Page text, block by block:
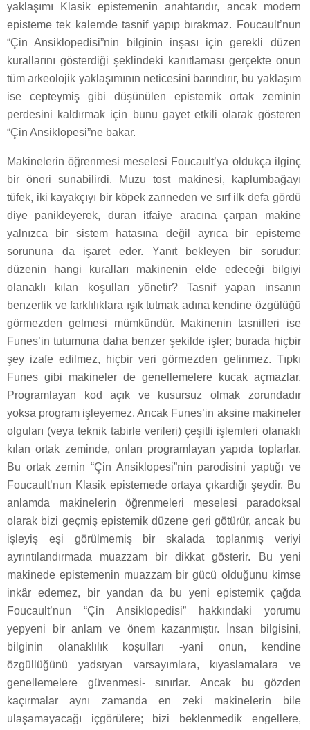
yaklaşımı Klasik epistemenin anahtarıdır, ancak modern
episteme tek kalemde tasnif yapıp bırakmaz. Foucault’nun
“Çin Ansiklopedisi”nin bilginin inşası için gerekli düzen
kurallarını gösterdiği şeklindeki kanıtlaması gerçekte onun
tüm arkeolojik yaklaşımının neticesini barındırır, bu yaklaşım
ise cepteymiş gibi düşünülen epistemik ortak zeminin
perdesini kaldırmak için bunu gayet etkili olarak gösteren
“Çin Ansiklopesi”ne bakar.
Makinelerin öğrenmesi meselesi Foucault’ya oldukça ilginç
bir öneri sunabilirdi. Muzu tost makinesi, kaplumbağayı
tüfek, iki kayakçıyı bir köpek zanneden ve sırf ilk defa gördü
diye panikleyerek, duran itfaiye aracına çarpan makine
yalnızca bir sistem hatasına değil ayrıca bir episteme
sorununa da işaret eder. Yanıt bekleyen bir sorudur;
düzenin hangi kuralları makinenin elde edeceği bilgiyi
olanaklı kılan koşulları yönetir? Tasnif yapan insanın
benzerlik ve farklılıklara ışık tutmak adına kendine özgülüğü
görmezden gelmesi mümkündür. Makinenin tasnifleri ise
Funes’in tutumuna daha benzer şekilde işler; burada hiçbir
şey izafe edilmez, hiçbir veri görmezden gelinmez. Tıpkı
Funes gibi makineler de genellemelere kucak açmazlar.
Programlayan kod açık ve kusursuz olmak zorundadır
yoksa program işleyemez. Ancak Funes’in aksine makineler
olguları (veya teknik tabirle verileri) çeşitli işlemleri olanaklı
kılan ortak zeminde, onları programlayan yapıda toplarlar.
Bu ortak zemin “Çin Ansiklopesi”nin parodisini yaptığı ve
Foucault’nun Klasik epistemede ortaya çıkardığı şeydir. Bu
anlamda makinelerin öğrenmeleri meselesi paradoksal
olarak bizi geçmiş epistemik düzene geri götürür, ancak bu
işleyiş eşi görülmemiş bir skalada toplanmış veriyi
ayrıntılandırmada muazzam bir dikkat gösterir. Bu yeni
makinede epistemenin muazzam bir gücü olduğunu kimse
inkâr edemez, bir yandan da bu yeni epistemik çağda
Foucault’nun “Çin Ansiklopedisi” hakkındaki yorumu
yepyeni bir anlam ve önem kazanmıştır. İnsan bilgisini,
bilginin olanaklılık koşulları -yani onun, kendine
özgüllüğünü yadsıyan varsayımlara, kıyaslamalara ve
genellemelere güvenmesi- sınırlar. Ancak bu gözden
kaçırmalar aynı zamanda en zeki makinelerin bile
ulaşamayacağı içgörülere; bizi beklenmedik engellere,